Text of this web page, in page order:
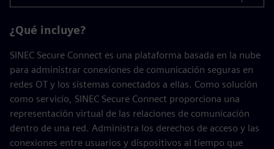
¿Qué incluye?
SINEC Secure Connect es una plataforma basada en la nube
para administrar conexiones de comunicación seguras en
redes OT y los sistemas conectados a ellas. Como solución
como servicio, SINEC Secure Connect proporciona una
representación virtual de las relaciones de comunicación
dentro de una red. Administra los derechos de acceso y las
conexiones entre usuarios y dispositivos al tiempo que